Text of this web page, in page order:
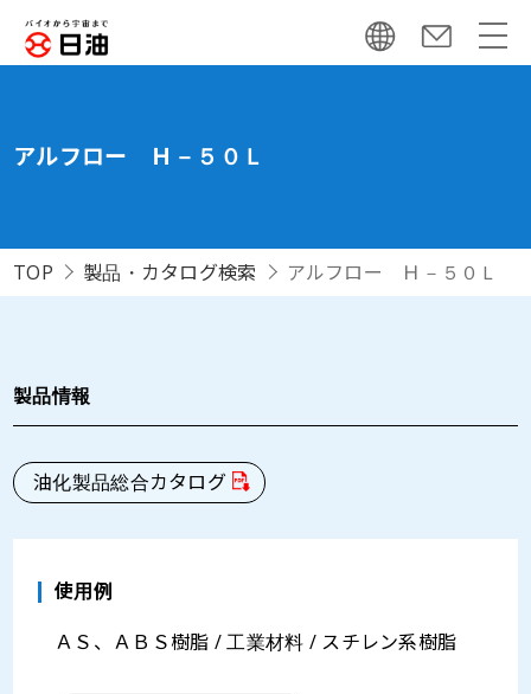
アルフロー Ｈ－５０Ｌ
TOP 製品・カタログ検索 アルフロー Ｈ－５０Ｌ
製品情報
油化製品総合カタログ
使用例
ＡＳ、ＡＢＳ樹脂 / 工業材料 / スチレン系樹脂